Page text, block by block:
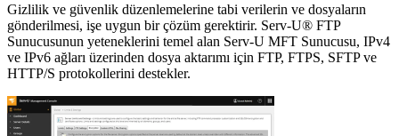
Gizlilik ve güvenlik düzenlemelerine tabi verilerin ve dosyaların
gönderilmesi, işe uygun bir çözüm gerektirir. Serv-U® FTP
Sunucusunun yeteneklerini temel alan Serv-U MFT Sunucusu, IPv4
ve IPv6 ağları üzerinden dosya aktarımı için FTP, FTPS, SFTP ve
HTTP/S protokollerini destekler.